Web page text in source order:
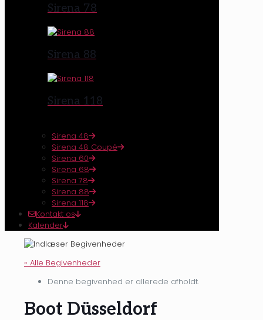
Sirena 78
Sirena 88
Sirena 118
Sirena 48
Sirena 48 Coupé
Sirena 60
Sirena 68
Sirena 78
Sirena 88
Sirena 118
Kontakt os
Kalender
« Alle Begivenheder
Denne begivenhed er allerede afholdt.
Boot Düsseldorf